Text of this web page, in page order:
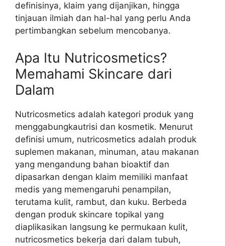
definisinya, klaim yang dijanjikan, hingga
tinjauan ilmiah dan hal-hal yang perlu Anda
pertimbangkan sebelum mencobanya.
Apa Itu Nutricosmetics?
Memahami Skincare dari
Dalam
Nutricosmetics adalah kategori produk yang
menggabungkautrisi dan kosmetik. Menurut
definisi umum, nutricosmetics adalah produk
suplemen makanan, minuman, atau makanan
yang mengandung bahan bioaktif dan
dipasarkan dengan klaim memiliki manfaat
medis yang memengaruhi penampilan,
terutama kulit, rambut, dan kuku. Berbeda
dengan produk skincare topikal yang
diaplikasikan langsung ke permukaan kulit,
nutricosmetics bekerja dari dalam tubuh,